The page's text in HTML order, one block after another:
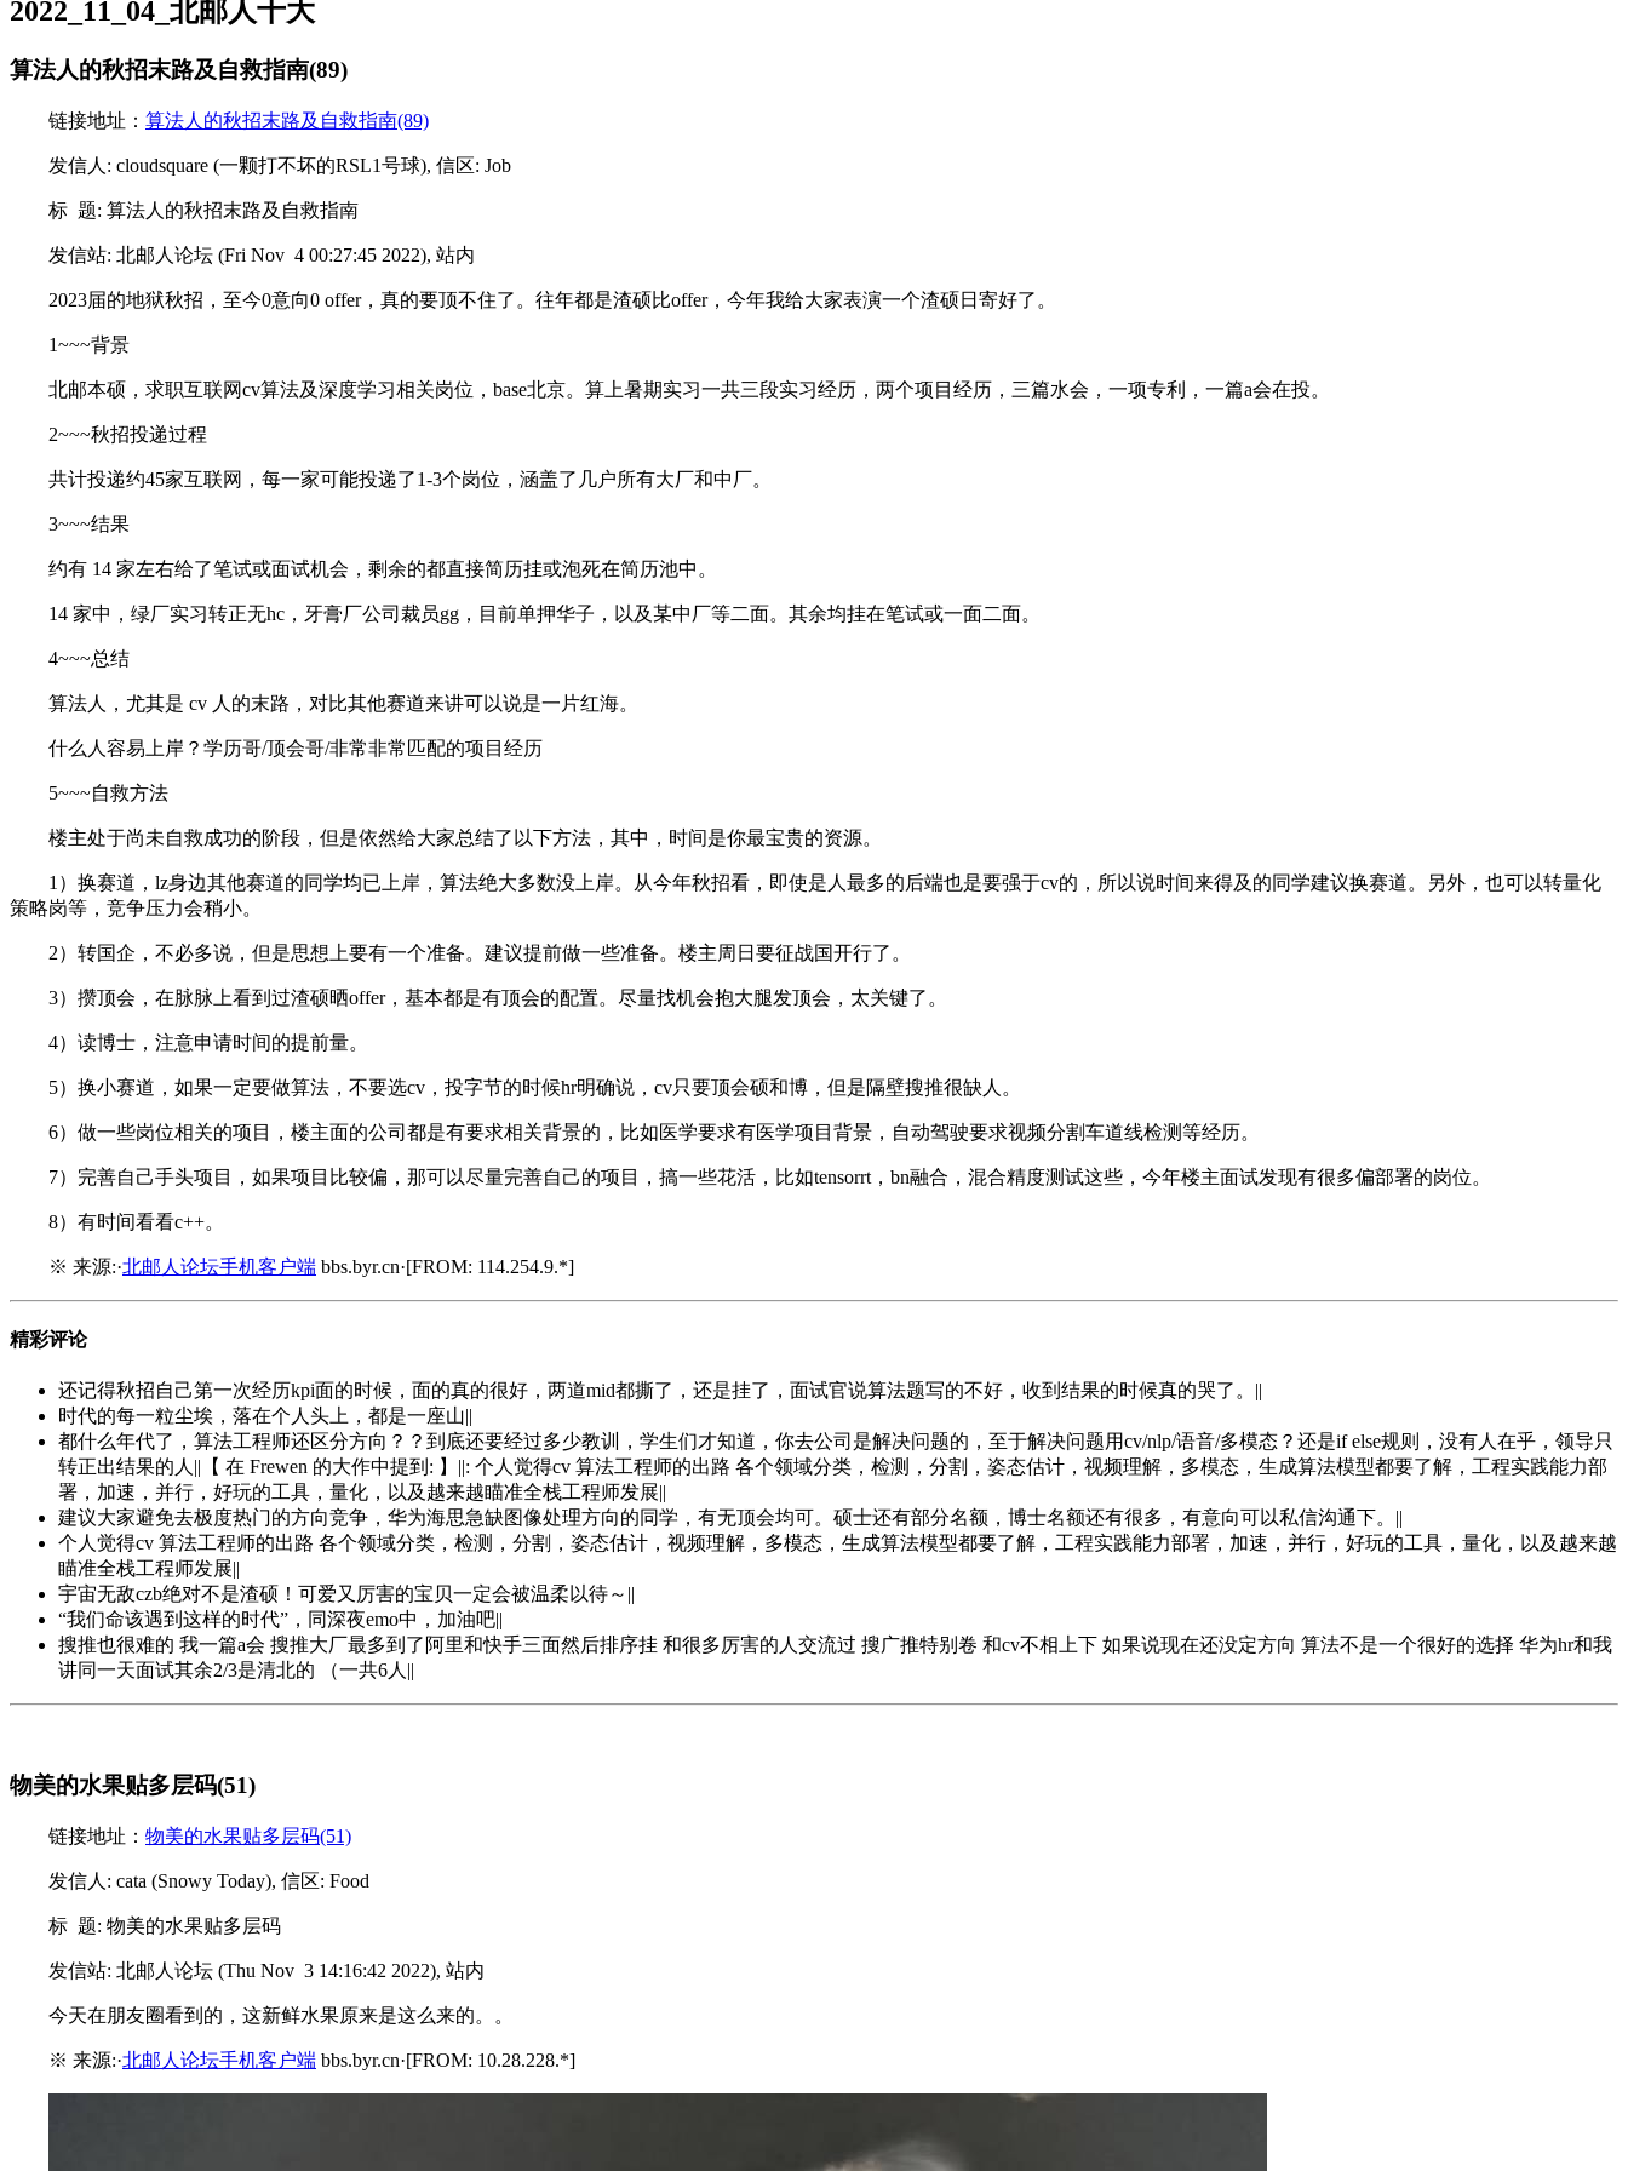
2022_11_04_北邮人十大
算法人的秋招末路及自救指南(89)
链接地址： 算法人的秋招末路及自救指南(89)
发信人: cloudsquare (一颗打不坏的RSL1号球), 信区: Job
标 题: 算法人的秋招末路及自救指南
发信站: 北邮人论坛 (Fri Nov 4 00:27:45 2022), 站内
2023届的地狱秋招，至今0意向0 offer，真的要顶不住了。往年都是渣硕比offer，今年我给大家表演一个渣硕日寄好了。
1~~~背景
北邮本硕，求职互联网cv算法及深度学习相关岗位，base北京。算上暑期实习一共三段实习经历，两个项目经历，三篇水会，一项专利，一篇a会在投。
2~~~秋招投递过程
共计投递约45家互联网，每一家可能投递了1-3个岗位，涵盖了几户所有大厂和中厂。
3~~~结果
约有 14 家左右给了笔试或面试机会，剩余的都直接简历挂或泡死在简历池中。
14 家中，绿厂实习转正无hc，牙膏厂公司裁员gg，目前单押华子，以及某中厂等二面。其余均挂在笔试或一面二面。
4~~~总结
算法人，尤其是 cv 人的末路，对比其他赛道来讲可以说是一片红海。
什么人容易上岸？学历哥/顶会哥/非常非常匹配的项目经历
5~~~自救方法
楼主处于尚未自救成功的阶段，但是依然给大家总结了以下方法，其中，时间是你最宝贵的资源。
1）换赛道，lz身边其他赛道的同学均已上岸，算法绝大多数没上岸。从今年秋招看，即使是人最多的后端也是要强于cv的，所以说时间来得及的同学建议换赛道。另外，也可以转量化
策略岗等，竞争压力会稍小。
2）转国企，不必多说，但是思想上要有一个准备。建议提前做一些准备。楼主周日要征战国开行了。
3）攒顶会，在脉脉上看到过渣硕晒offer，基本都是有顶会的配置。尽量找机会抱大腿发顶会，太关键了。
4）读博士，注意申请时间的提前量。
5）换小赛道，如果一定要做算法，不要选cv，投字节的时候hr明确说，cv只要顶会硕和博，但是隔壁搜推很缺人。
6）做一些岗位相关的项目，楼主面的公司都是有要求相关背景的，比如医学要求有医学项目背景，自动驾驶要求视频分割车道线检测等经历。
7）完善自己手头项目，如果项目比较偏，那可以尽量完善自己的项目，搞一些花活，比如tensorrt，bn融合，混合精度测试这些，今年楼主面试发现有很多偏部署的岗位。
8）有时间看看c++。
※ 来源:·北邮人论坛手机客户端 bbs.byr.cn·[FROM: 114.254.9.*]
精彩评论
还记得秋招自己第一次经历kpi面的时候，面的真的很好，两道mid都撕了，还是挂了，面试官说算法题写的不好，收到结果的时候真的哭了。||
时代的每一粒尘埃，落在个人头上，都是一座山||
都什么年代了，算法工程师还区分方向？？到底还要经过多少教训，学生们才知道，你去公司是解决问题的，至于解决问题用cv/nlp/语音/多模态？还是if else规则，没有人在乎，领导只
转正出结果的人||【 在 Frewen 的大作中提到: 】||: 个人觉得cv 算法工程师的出路 各个领域分类，检测，分割，姿态估计，视频理解，多模态，生成算法模型都要了解，工程实践能力部
署，加速，并行，好玩的工具，量化，以及越来越瞄准全栈工程师发展||
建议大家避免去极度热门的方向竞争，华为海思急缺图像处理方向的同学，有无顶会均可。硕士还有部分名额，博士名额还有很多，有意向可以私信沟通下。||
个人觉得cv 算法工程师的出路 各个领域分类，检测，分割，姿态估计，视频理解，多模态，生成算法模型都要了解，工程实践能力部署，加速，并行，好玩的工具，量化，以及越来越
瞄准全栈工程师发展||
宇宙无敌czb绝对不是渣硕！可爱又厉害的宝贝一定会被温柔以待～||
“我们命该遇到这样的时代”，同深夜emo中，加油吧||
搜推也很难的 我一篇a会 搜推大厂最多到了阿里和快手三面然后排序挂 和很多厉害的人交流过 搜广推特别卷 和cv不相上下 如果说现在还没定方向 算法不是一个很好的选择 华为hr和我
讲同一天面试其余2/3是清北的 （一共6人||
物美的水果贴多层码(51)
链接地址： 物美的水果贴多层码(51)
发信人: cata (Snowy Today), 信区: Food
标 题: 物美的水果贴多层码
发信站: 北邮人论坛 (Thu Nov 3 14:16:42 2022), 站内
今天在朋友圈看到的，这新鲜水果原来是这么来的。。
※ 来源:·北邮人论坛手机客户端 bbs.byr.cn·[FROM: 10.28.228.*]